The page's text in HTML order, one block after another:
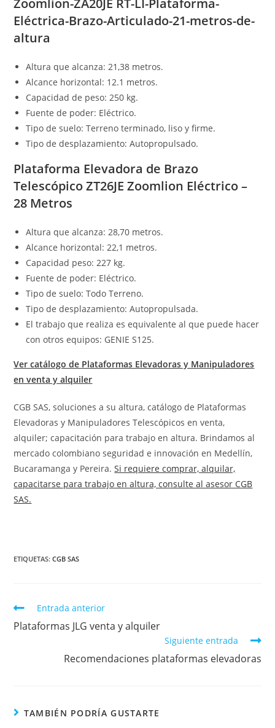
Zoomlion-ZA20JE RT-LI-Plataforma-
Eléctrica-Brazo-Articulado-21-metros-de-
altura
Altura que alcanza: 21,38 metros.
Alcance horizontal: 12.1 metros.
Capacidad de peso: 250 kg.
Fuente de poder: Eléctrico.
Tipo de suelo: Terreno terminado, liso y firme.
Tipo de desplazamiento: Autopropulsado.
Plataforma Elevadora de Brazo
Telescópico ZT26JE Zoomlion Eléctrico –
28 Metros
Altura que alcanza: 28,70 metros.
Alcance horizontal: 22,1 metros.
Capacidad peso: 227 kg.
Fuente de poder: Eléctrico.
Tipo de suelo: Todo Terreno.
Tipo de desplazamiento: Autopropulsada.
El trabajo que realiza es equivalente al que puede hacer
con otros equipos: GENIE S125.
Ver catálogo de Plataformas Elevadoras y Manipuladores
en venta y alquiler
CGB SAS, soluciones a su altura, catálogo de Plataformas
Elevadoras y Manipuladores Telescópicos en venta,
alquiler; capacitación para trabajo en altura. Brindamos al
mercado colombiano seguridad e innovación en Medellín,
Bucaramanga y Pereira.Si requiere comprar, alquilar,
capacitarse para trabajo en altura, consulte al asesor CGB
SAS.
ETIQUETAS:CGB SAS
Entrada anterior
Plataformas JLG venta y alquiler
Siguiente entrada
Recomendaciones plataformas elevadoras
TAMBIÉN PODRÍA GUSTARTE